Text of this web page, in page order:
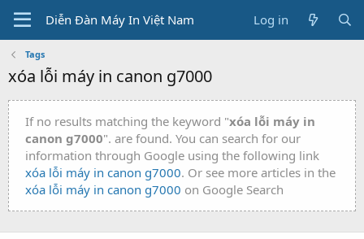
Diễn Đàn Máy In Việt Nam Log in
Tags
xóa lỗi máy in canon g7000
If no results matching the keyword "xóa lỗi máy in
canon g7000". are found. You can search for our
information through Google using the following link
xóa lỗi máy in canon g7000. Or see more articles in the
xóa lỗi máy in canon g7000 on Google Search